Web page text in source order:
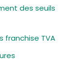
des seuils
franchise TVA